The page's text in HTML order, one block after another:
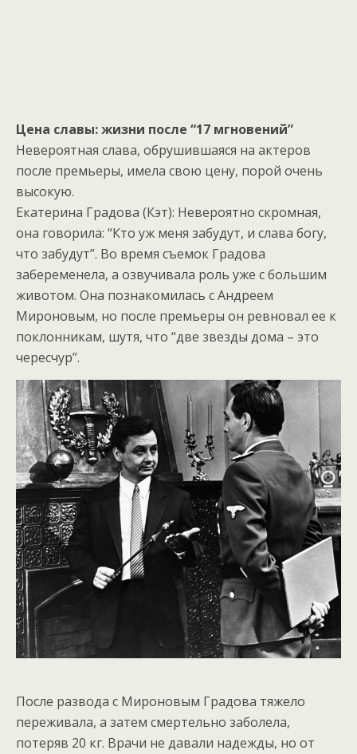
Цена славы: жизни после “17 мгновений”
Невероятная слава, обрушившаяся на актеров
после премьеры, имела свою цену, порой очень
высокую.
Екатерина Градова (Кэт): Невероятно скромная,
она говорила: “Кто уж меня забудут, и слава богу,
что забудут”. Во время съемок Градова
забеременела, а озвучивала роль уже с большим
животом. Она познакомилась с Андреем
Мироновым, но после премьеры он ревновал ее к
поклонникам, шутя, что “две звезды дома – это
чересчур”.
После развода с Мироновым Градова тяжело
переживала, а затем смертельно заболела,
потеряв 20 кг. Врачи не давали надежды, но от